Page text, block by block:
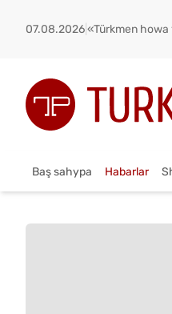
07.08.2026«Türkmen
Baş sahypa Habarlar